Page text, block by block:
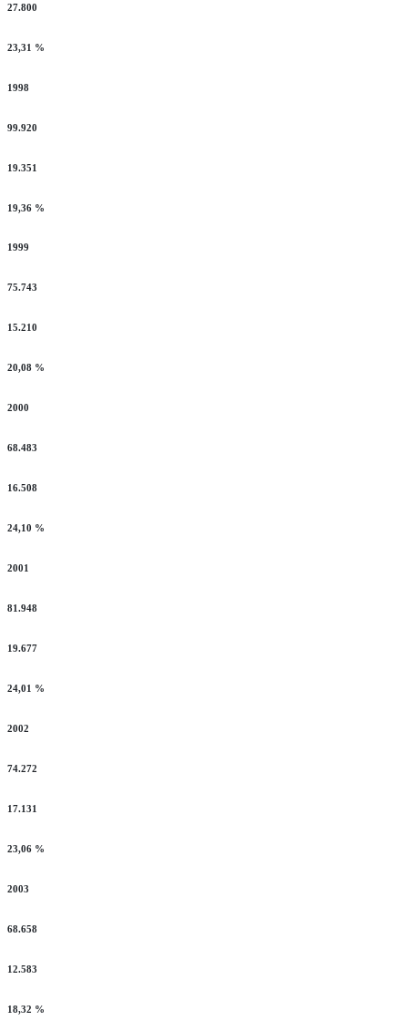
27.800
23,31 %
1998
99.920
19.351
19,36 %
1999
75.743
15.210
20,08 %
2000
68.483
16.508
24,10 %
2001
81.948
19.677
24,01 %
2002
74.272
17.131
23,06 %
2003
68.658
12.583
18,32 %